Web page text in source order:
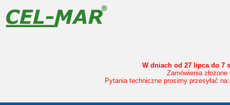
W dniach od 27 lipca do 7
Zamówienia
Pytania techniczne prosimy przesyłać